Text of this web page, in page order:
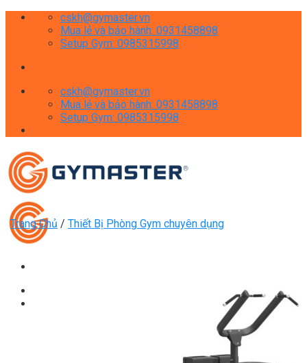
Skip
cskh@gymaster.vn
Mua lẻ và bảo hành: 0931458898
Setup Gym: 0985315998
cskh@gymaster.vn
Mua lẻ và bảo hành: 0931458898
Setup Gym: 0985315998
Máy Tập Thể Dục ( Cardio )
Trang Chủ / Thiết Bị Phòng Gym chuyên dụng